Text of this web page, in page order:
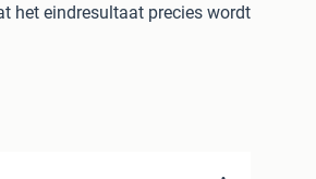
het eindresultaat precies wordt